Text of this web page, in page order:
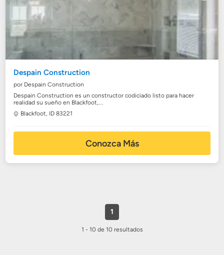
Despain Construction
por Despain Construction
Despain Construction es un constructor codiciado listo para hacer
realidad su sueño en Blackfoot,...
Blackfoot, ID 83221
Conozca Más
1
1 - 10 de 10 resultados